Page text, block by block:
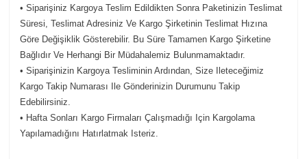
• Siparişiniz Kargoya Teslim Edildikten Sonra Paketinizin Teslimat
Süresi, Teslimat Adresiniz Ve Kargo Şirketinin Teslimat Hızına
Göre Değişiklik Gösterebilir. Bu Süre Tamamen Kargo Şirketine
Bağlıdır Ve Herhangi Bir Müdahalemiz Bulunmamaktadır.
• Siparişinizin Kargoya Tesliminin Ardından, Size Ileteceğimiz
Kargo Takip Numarası Ile Gönderinizin Durumunu Takip
Edebilirsiniz.
• Hafta Sonları Kargo Firmaları Çalışmadığı Için Kargolama
Yapılamadığını Hatırlatmak Isteriz.